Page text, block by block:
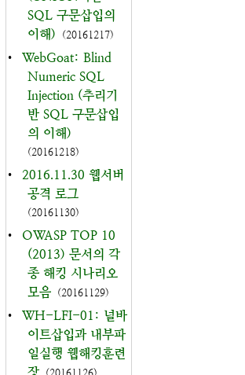
SQL 구문삽입의
이해)
(20161217)
•
WebGoat: Blind
Numeric SQL
Injection (추리기
반 SQL 구문삽입
의 이해)
(20161218)
•
2016.11.30 웹서버
공격 로그
(20161130)
•
OWASP TOP 10
(2013) 문서의 각
종 해킹 시나리오
모음 (20161129)
•
WH-LFI-01: 널바
이트삽입과 내부파
일실행 웹해킹훈련